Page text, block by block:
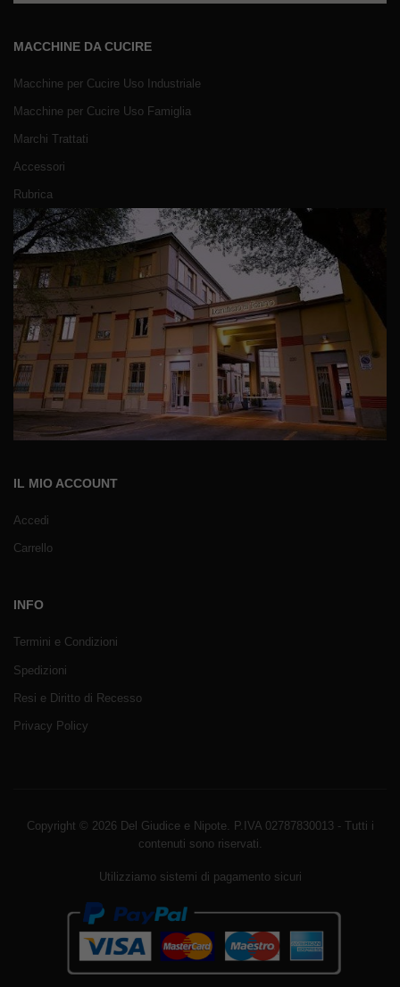
MACCHINE DA CUCIRE
Macchine per Cucire Uso Industriale
Macchine per Cucire Uso Famiglia
Marchi Trattati
Accessori
Rubrica
IL MIO ACCOUNT
Accedi
Carrello
INFO
Termini e Condizioni
Spedizioni
Resi e Diritto di Recesso
Privacy Policy
Copyright © 2026 Del Giudice e Nipote. P.IVA 02787830013 - Tutti i
contenuti sono riservati.
Utilizziamo sistemi di pagamento sicuri